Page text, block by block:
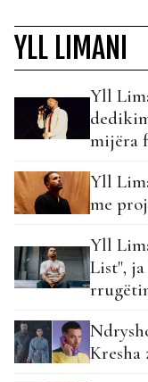
YLL LIMANI
Yll
mijëra
Yll
me
Yll
List",